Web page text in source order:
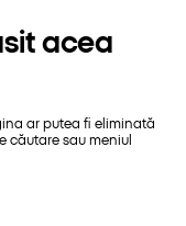
acea
ar putea fi eliminată
căutare sau meniul